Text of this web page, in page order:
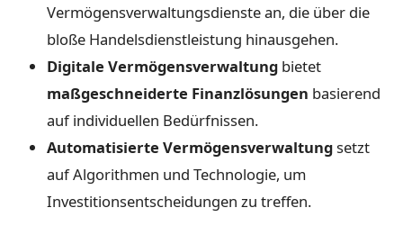
Vermögensverwaltungsdienste an, die über die
bloße Handelsdienstleistung hinausgehen.
Digitale Vermögensverwaltung bietet
maßgeschneiderte Finanzlösungen basierend
auf individuellen Bedürfnissen.
Automatisierte Vermögensverwaltungsetzt
auf Algorithmen und Technologie, um
Investitionsentscheidungen zu treffen.